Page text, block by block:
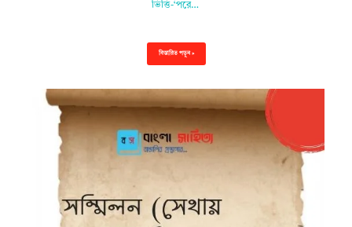
ভিত্তি-‘পরে…
বিস্তারিত পড়ুন »